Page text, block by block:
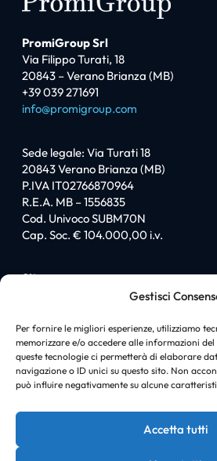
Gestisci
Per fornire le migliori esperienze, utilizziamo
memorizzare e/o accedere alle informazioni
queste tecnologie ci permetterà di elaborare
navigazione o ID unici su questo sito. Non
può influire negativamente su alcune
Accetta tutti
PromiGroup Srl
Via Filippo Turati, 18
20843 – Verano Brianza (MB)
+39 039 271691
info@promigroup.com
Sede legale: Via Turati 18
20843 Verano Brianza (MB)
P.IVA IT02766870964
R.E.A. MB – 1556835
Cod. Univoco SUBM70N
Cap. Soc. € 104.000,00 i.v.
Sitemap
Chi siamo
I love PromiGroup
Certificazioni
Soluzioni